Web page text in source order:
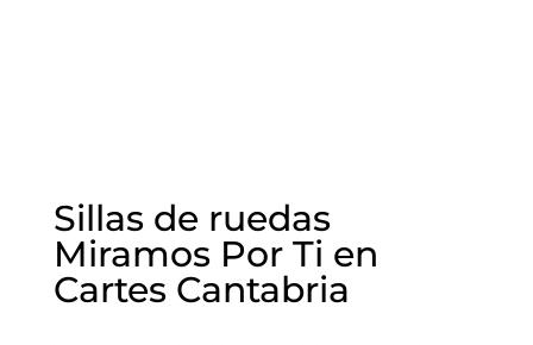
Sillas de ruedas
Miramos Por Ti en
Cartes Cantabria